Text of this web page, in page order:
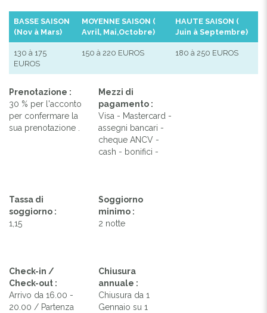
BASSE SAISON
(Nov à Mars)
MOYENNE SAISON (
Avril, Mai,Octobre)
HAUTE SAISON (
Juin à Septembre)
130 à 175
EUROS
150 à 220 EUROS 180 à 250 EUROS
Prenotazione :
30 % per l'acconto
per confermare la
sua prenotazione .
Mezzi di
pagamento :
Visa - Mastercard -
assegni bancari -
cheque ANCV -
cash - bonifici -
Tassa di
soggiorno :
1,15
Soggiorno
minimo :
2 notte
Check-in /
Check-out :
Arrivo da 16.00 -
20.00 / Partenza
Chiusura
annuale :
Chiusura da 1
Gennaio su 1